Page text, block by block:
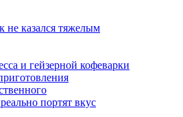
не казался тяжелым
и гейзерной кофеварки
портят вкус